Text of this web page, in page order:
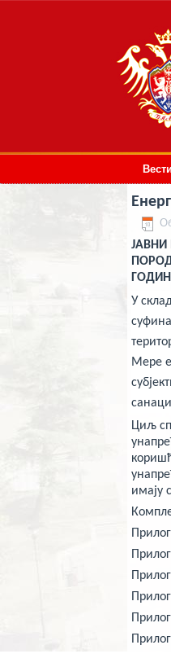
bonusu
veren
siteler
deneme
bonusu
deneme
bonusu
veren
siteler
2024
deneme
bonusu
veren
siteleri
bonus
veren
bahis
deneme
bonusu
veren
yeni
siteler
deneme
bonusu
veren
siteleri
Yeni
Bonus
Veren
Siteler
JАВНИ
У
Мере
Циљ
имају